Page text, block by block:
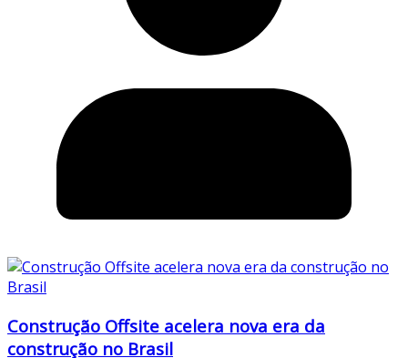
Construção Offsite acelera nova era da
construção no Brasil